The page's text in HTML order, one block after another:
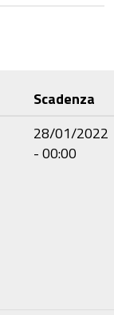
Scadenza
28/01/2022
- 00:00